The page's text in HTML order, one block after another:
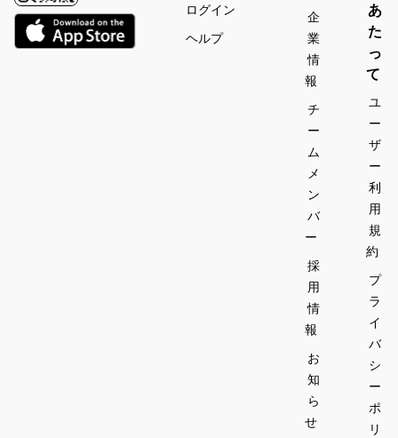
ログイン
ヘルプ
企
業
情
報
チ
ー
ム
メ
ン
バ
ー
採
用
情
報
お
知
ら
せ
あ
た
っ
て
ユ
ー
ザ
ー
利
用
規
約
プ
ラ
イ
バ
シ
ー
ポ
リ